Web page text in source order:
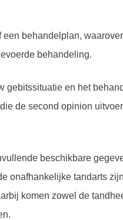
behandelplan,
behandeling.
gebitssituatie en het
de second opinion
beschikbare
onafhankelijke tandarts
komen zowel de